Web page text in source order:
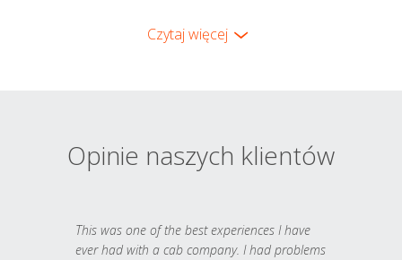
Czytaj więcej
Opinie naszych klientów
This was one of the best experiences I have
ever had with a cab company. I had problems